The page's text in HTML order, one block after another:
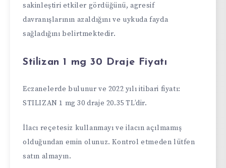
sakinleştiri etkiler gördüğünü, agresif
davranışlarının azaldığını ve uykuda fayda
sağladığını belirtmektedir.
Stilizan 1 mg 30 Draje Fiyatı
Eczanelerde bulunur ve 2022 yılı itibari fiyatı:
STILIZAN 1 mg 30 draje 20.35 TL’dir.
İlacı reçetesiz kullanmayı ve ilacın açılmamış
olduğundan emin olunuz. Kontrol etmeden lütfen
satın almayın.